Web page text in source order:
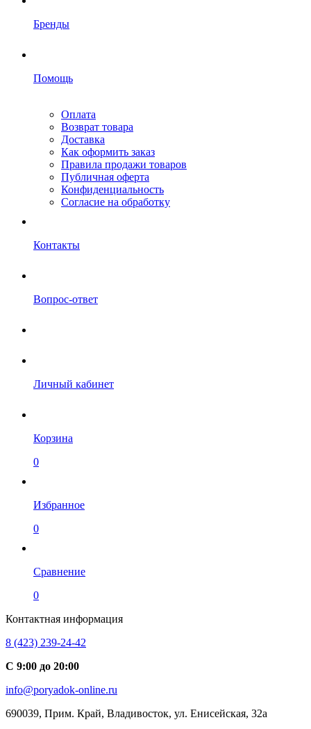
Бренды
Помощь
Оплата
Возврат товара
Доставка
Как оформить заказ
Правила продажи товаров
Публичная оферта
Конфиденциальность
Согласие на обработку
Контакты
Вопрос-ответ
Личный кабинет
Корзина
0
Избранное
0
Сравнение
0
Контактная информация
8 (423) 239-24-42
С 9:00 до 20:00
info@poryadok-online.ru
690039, Прим. Край, Владивосток, ул. Енисейская, 32а